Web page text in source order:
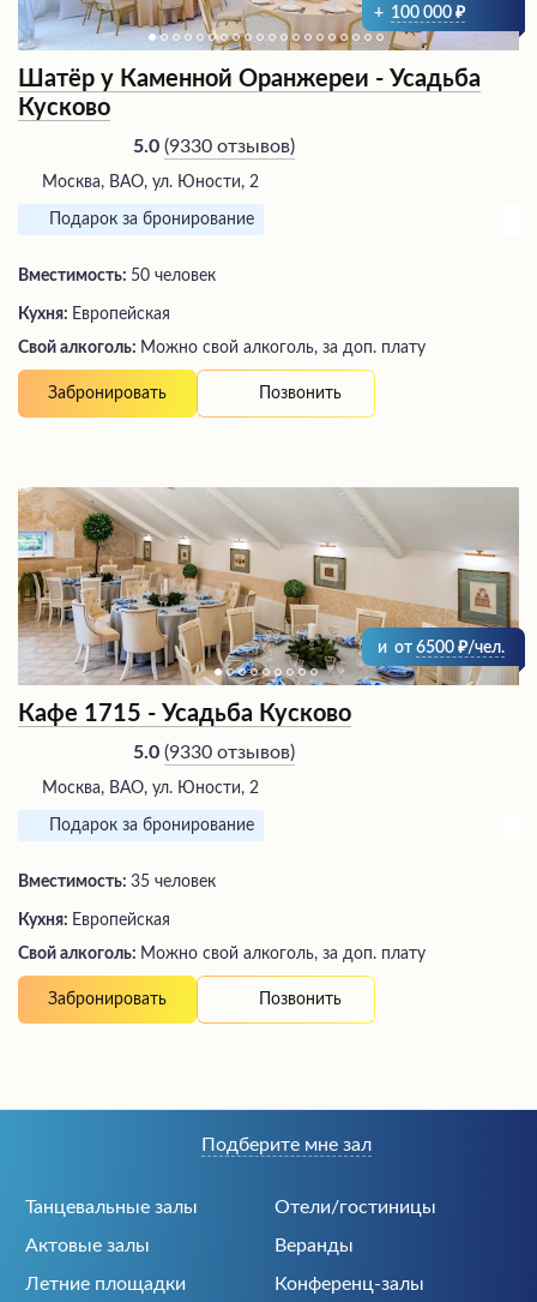
+ 100 000
Шатёр у Каменной Оранжереи - Усадьба
Кусково
5.0 (9330 отзывов)
Москва, ВАО, ул. Юности, 2
Подарок за бронирование
Вместимость: 50 человек
Кухня: Европейская
Свой алкоголь: Можно свой алкоголь, за доп. плату
Забронировать Позвонить
и от 6500 /чел.
Кафе 1715 - Усадьба Кусково
5.0 (9330 отзывов)
Москва, ВАО, ул. Юности, 2
Подарок за бронирование
Вместимость: 35 человек
Кухня: Европейская
Свой алкоголь: Можно свой алкоголь, за доп. плату
Забронировать Позвонить
Танцевальные залы
Отели/гостиницы
Актовые залы
Веранды
Летние площадки
Конференц-залы
Подберите мне зал